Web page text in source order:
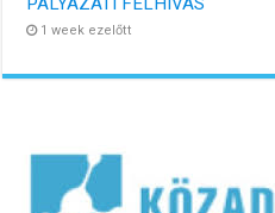
1 week ezelőtt